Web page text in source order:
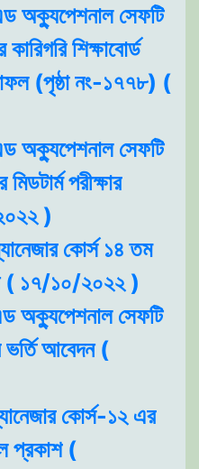
অক্যুপেশনাল সেফটি
শিক্ষাবোর্ড
(পৃষ্ঠা নং-১৭৭৮) (
অক্যুপেশনাল সেফটি
পরীক্ষার
)
কোর্স ১৪ তম
( ১৭/১০/২০২২ )
অক্যুপেশনাল সেফটি
ভর্তি আবেদন (
কোর্স-১২ এর
প্রকাশ (